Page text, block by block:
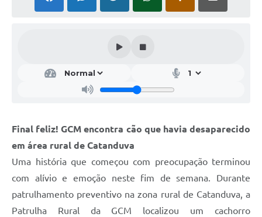
A Prefeitura
Jornal
Agenda
Final feliz! GCM encontra cão que havia desaparecido
em área rural de Catanduva
Uma história que começou com preocupação terminou
com alívio e emoção neste fim de semana. Durante
patrulhamento preventivo na zona rural de Catanduva, a
Patrulha Rural da GCM localizou um cachorro